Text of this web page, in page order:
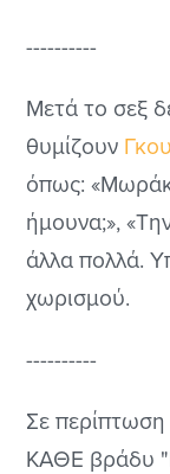
----------
Μετά το σεξ
θυμίζουν
όπως:
ήμουνα;»,
άλλα πολλά.
χωρισμού.
----------
Σε
ΚΑΘΕ βράδυ